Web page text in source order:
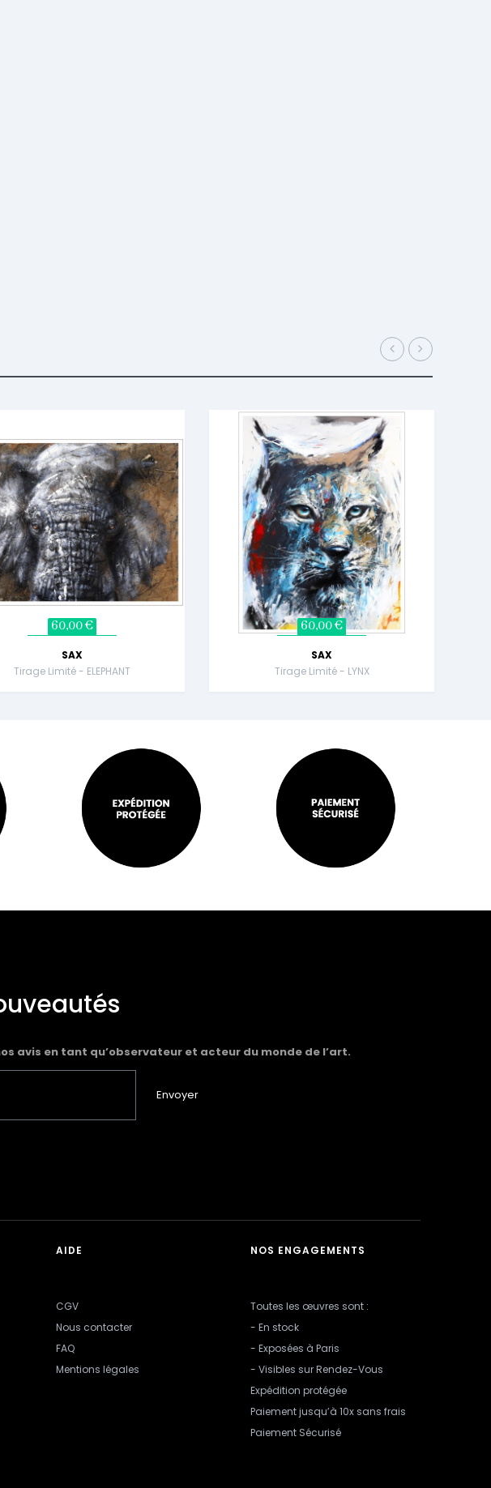
60,00 €
SAX
Tirage Limité - ELEPHANT
60,00 €
SAX
Tirage Limité - LYNX
avis en tant qu’observateur et acteur du monde de l’art.
Envoyer
AIDE
CGV
Nous contacter
FAQ
Mentions légales
NOS ENGAGEMENTS
Toutes les œuvres sont :
- En stock
- Exposées à Paris
- Visibles sur Rendez-Vous
Expédition protégée
Paiement jusqu’à 10x sans frais
Paiement Sécurisé